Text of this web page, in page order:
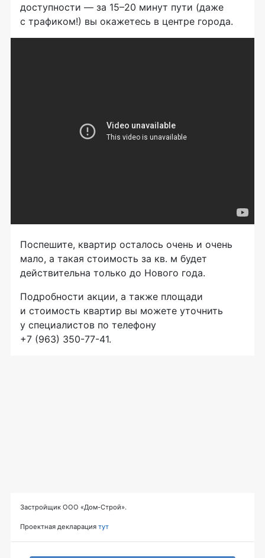
доступности — за 15–20 минут пути (даже
с трафиком!) вы окажетесь в центре города.
Поспешите, квартир осталось очень и очень
мало, а такая стоимость за кв. м будет
действительна только до Нового года.
Подробности акции, а также площади
и стоимость квартир вы можете уточнить
у специалистов по телефону
+7 (963) 350-77-41.
Застройщик ООО «Дом-Строй».
Проектная декларация тут